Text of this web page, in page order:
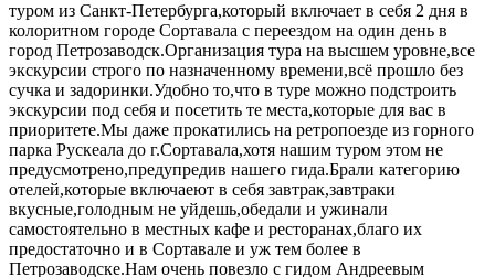
туром из Санкт-Петербурга,который включает в себя 2 дня в
колоритном городе Сортавала с переездом на один день в
город Петрозаводск.Организация тура на высшем уровне,все
экскурсии строго по назначенному времени,всё прошло без
сучка и задоринки.Удобно то,что в туре можно подстроить
экскурсии под себя и посетить те места,которые для вас в
приоритете.Мы даже прокатились на ретропоезде из горного
парка Рускеала до г.Сортавала,хотя нашим туром этом не
предусмотрено,предупредив нашего гида.Брали категорию
отелей,которые включаеют в себя завтрак,завтраки
вкусные,голодным не уйдешь,обедали и ужинали
самостоятельно в местных кафе и ресторанах,благо их
предостаточно и в Сортавале и уж тем более в
Петрозаводске.Нам очень повезло с гидом Андреевым